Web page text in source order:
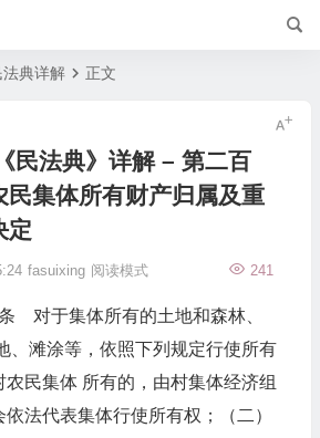
法典详解 正文
民法典》详解 – 第二百
民集体所有财产归属及重
定
fasuixing 241
阅读模式
对于集体所有的土地和森林、
、滩涂等，依照下列规定行使所有
民集体 所有的，由村集体经济组
法代表集体行使所有权；（二）